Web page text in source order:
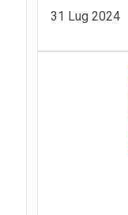
31 Lug 2024